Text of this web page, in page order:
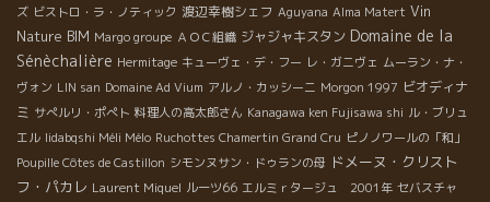
ズ ビストロ・ラ・ノティック 渡辺幸樹シェフ Aguyana Alma Matert Vin
Nature BIM Margo groupe ＡＯＣ組織 ジャジャキスタン Domaine de la
Sénèchalière Hermitage キューヴェ・デ・フー レ・ガニヴェ ムーラン・ナ・
ヴォン LIN san Domaine Ad Vium アルノ・カッシーニ Morgon 1997 ビオディナ
ミ サぺルリ・ポぺト 料理人の高太郎さん Kanagawa ken Fujisawa shi ル・ブリュ
エル Iidabqshi Méli Mélo Ruchottes Chamertin Grand Cru ピノノワールの「和」
Poupille Côtes de Castillon シモンヌサン・ドゥランの母 ドメーヌ・クリスト
フ・パカレ Laurent Miquel ルーツ66 エルミｒタージュ 2001年 セバスチャ